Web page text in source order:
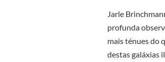
Jarle
profunda
mais ténues do
destas galáxias